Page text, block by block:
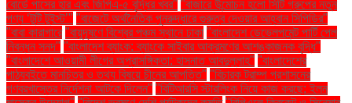
বোর্ডে পাসের হার এবং জিপিএ-৫ বৃদ্ধির খবর" "বাজারে উন্মোচন হলো সিটি গ্রুপের নতুন
পণ্য ‘টুটি টুইস্ট’" "বাজেটে অর্থনৈতিক পুনরুদ্ধারে গুরুত্ব দেওয়ার আহ্বান সিপিডির"
"বাবা কারাগারে "বায়ুদূষণে বিশ্বের পঞ্চম স্থানে ঢাকা "বাংলাদেশ ডেভেলপমেন্ট পার্টি পেল
নিবন্ধন সনদ" "বাংলাদেশ ব্যাংক: ব্যাংকে সাইবার আক্রমণের আশঙ্কাজনক বৃদ্ধি"
"বাংলাদেশে আওয়ামী লীগের অপ্রাসঙ্গিকতা: হাসনাত আবদুল্লাহ" "বাংলাদেশের
পাঠ্যবইতে মানচিত্র ও তথ্য বিষয়ে চীনের আপত্তি" "বিচারক ট্রাম্প প্রশাসনের
গণবরখাস্তের নির্দেশনা আটকে দিলেন" "বিটিআরসি স্টারলিংক নিয়ে কাজ করছে: ইলন